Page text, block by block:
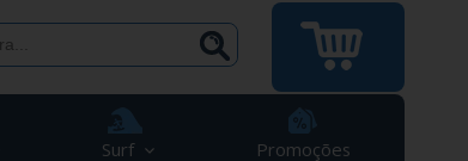
Surf Promoções